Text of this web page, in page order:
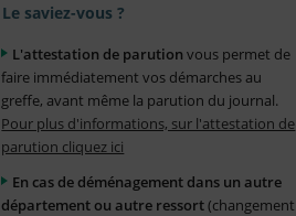
Le saviez-vous ?
L'attestation de parution vous permet de
faire immédiatement vos démarches au
greffe, avant même la parution du journal.
Pour plus d'informations, sur l'attestation de
parution cliquez ici
En cas de déménagement dans un autre
département ou autre ressort(changement